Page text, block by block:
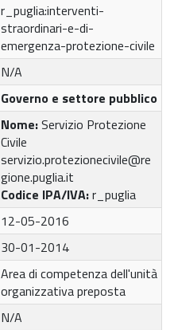
r_puglia:interventi-
straordinari-e-di-
emergenza-protezione-civile
N/A
Governo e settore pubblico
Nome:Servizio Protezione
Civile
servizio.protezionecivile@re
gione.puglia.it
Codice IPA/IVA:r_puglia
12-05-2016
30-01-2014
Area di competenza dell'unità
organizzativa preposta
N/A